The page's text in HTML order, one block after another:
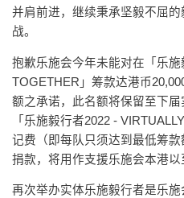
并肩前进，继续秉承坚毅不屈
战。
抱歉乐施会今年未能对在「乐
TOGETHER」筹款达港币
额之承诺，此名额将保留至下
「乐施毅行者2022 -
记费（即每队只须达到最低筹
捐款，将用作支援乐施会本港以
再次举办实体乐施毅行者是乐